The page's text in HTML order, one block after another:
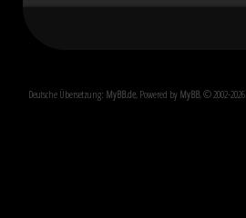
Deutsche Übersetzung: MyBB.de, Powered by MyBB, © 2002-2026